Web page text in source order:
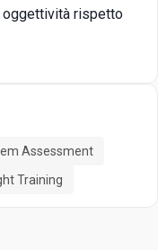
oggettività rispetto
Assessment
Training